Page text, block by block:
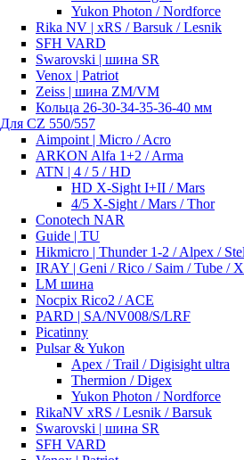
Yukon Photon / Nordforce
Rika NV | xRS / Barsuk / Lesnik
SFH VARD
Swarovski | шина SR
Venox | Patriot
Zeiss | шина ZM/VM
Кольца 26-30-34-35-36-40 мм
Для CZ 550/557
Aimpoint | Micro / Acro
ARKON Alfa 1+2 / Arma
ATN | 4 / 5 / HD
HD X-Sight I+II / Mars
4/5 X-Sight / Mars / Thor
Conotech NAR
Guide | TU
Hikmicro | Thunder 1-2 / Alpex /
IRAY | Geni / Rico / Saim / Tube /
LM шина
Nocpix Rico2 / ACE
PARD | SA/NV008/S/LRF
Picatinny
Pulsar & Yukon
Apex / Trail / Digisight ultra
Thermion / Digex
Yukon Photon / Nordforce
RikaNV xRS / Lesnik / Barsuk
Swarovski | шина SR
SFH VARD